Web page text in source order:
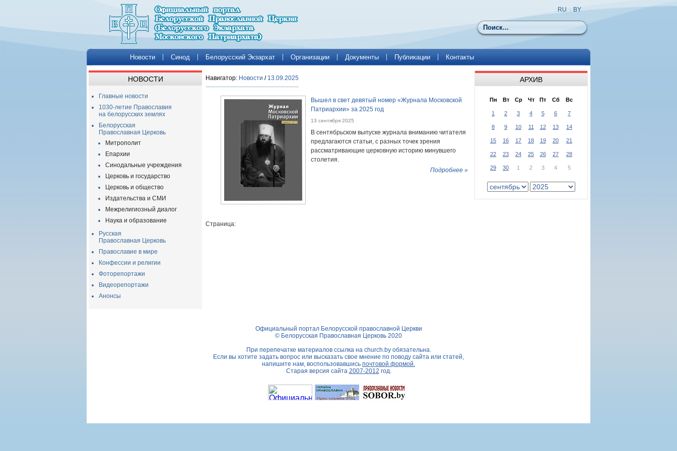
Поиск
RU BY
Новости Синод Белорусский Экзархат Организации Документы Публикации Контакты
НОВОСТИ
Главные новости
1030-летие Православия
на белорусских землях
Белорусская
Православная Церковь
Митрополит
Епархии
Синодальные учреждения
Церковь и государство
Церковь и общество
Издательства и СМИ
Межрелигиозный диалог
Наука и образование
Русская
Православная Церковь
Православие в мире
Конфессии и религии
Фоторепортажи
Видеорепортажи
Анонсы
Навигатор: Новости / 13.09.2025
Вышел в свет девятый номер «Журнала Московской
Патриархии» за 2025 год
13 сентября 2025
В сентябрьском выпуске журнала вниманию читателя
предлагаются статьи, с разных точек зрения
рассматривающие церковную историю минувшего
столетия.
Подробнее »
Страница:
АРХИВ
Пн Вт Ср Чт Пт Сб Вс
1 2 3 4 5 6 7
8 9 10 11 12 13 14
15 16 17 18 19 20 21
22 23 24 25 26 27 28
29 30 1 2 3 4 5
Официальный портал Белорусской православной Церкви
© Белорусская Православная Церковь 2020
При перепечатке материалов ссылка на church.byобязательна.
Если вы хотите задать вопрос или высказать свое мнение по поводу сайта или статей,
напишите нам, воспользовавшись почтовой формой.
Старая версия сайта 2007-2012 год.